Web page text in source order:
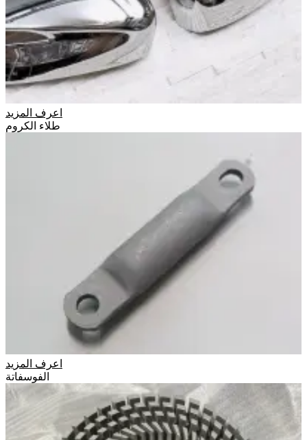
اعرف المزيد
طلاء الكروم
اعرف المزيد
الفوسفاتة